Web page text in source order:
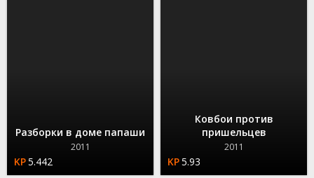
Разборки в доме папаши
2011
5.442
Ковбои против
пришельцев
2011
5.93